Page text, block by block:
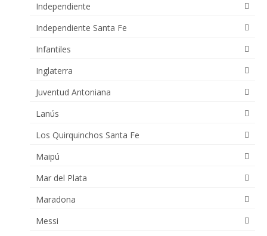
Independiente
Independiente Santa Fe
Infantiles
Inglaterra
Juventud Antoniana
Lanús
Los Quirquinchos Santa Fe
Maipú
Mar del Plata
Maradona
Messi